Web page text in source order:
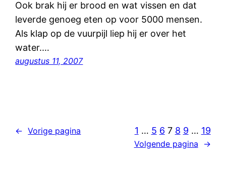
Ook brak hij er brood en wat vissen en dat
leverde genoeg eten op voor 5000 mensen.
Als klap op de vuurpijl liep hij er over het
water.…
augustus 11, 2007
← Vorige pagina 1 … 5 6 7 8 9 … 19
Volgende pagina →